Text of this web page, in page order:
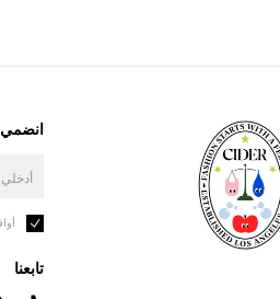
انضمي
تابعنا